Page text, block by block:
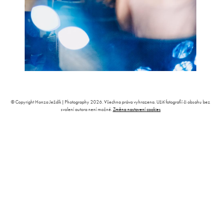
© Copyright Honza Ježdík | Photography 2026. Všechna práva vyhrazena. Užití fotografií či obsahu bez
svolení autora není možné.Změna nastavení cookies